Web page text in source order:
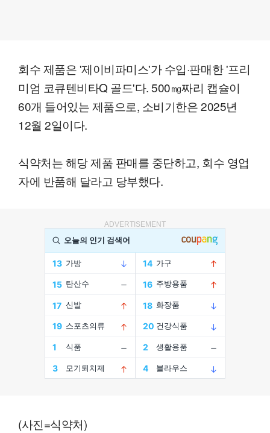
회수 제품은 '제이비파미스'가 수입·판매한 '프리
미엄 코큐텐비타Q 골드'다. 500㎎짜리 캡슐이
60개 들어있는 제품으로, 소비기한은 2025년
12월 2일이다.
식약처는 해당 제품 판매를 중단하고, 회수 영업
자에 반품해 달라고 당부했다.
ADVERTISEMENT
(사진=식약처)